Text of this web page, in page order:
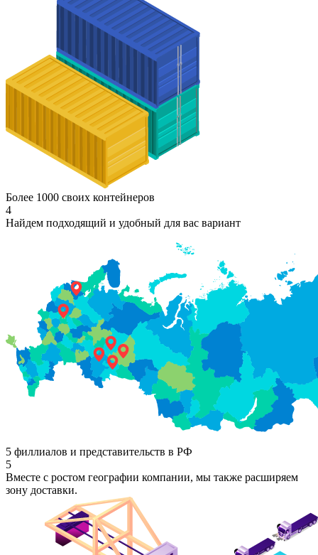
Более 1000 своих контейнеров
4
Найдем подходящий и удобный для вас вариант
5 филлиалов и представительств в РФ
5
Вместе с ростом географии компании, мы также расширяем
зону доставки.